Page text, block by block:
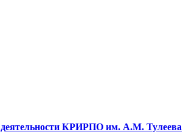
деятельности КРИРПО им. А.М. Тулеева